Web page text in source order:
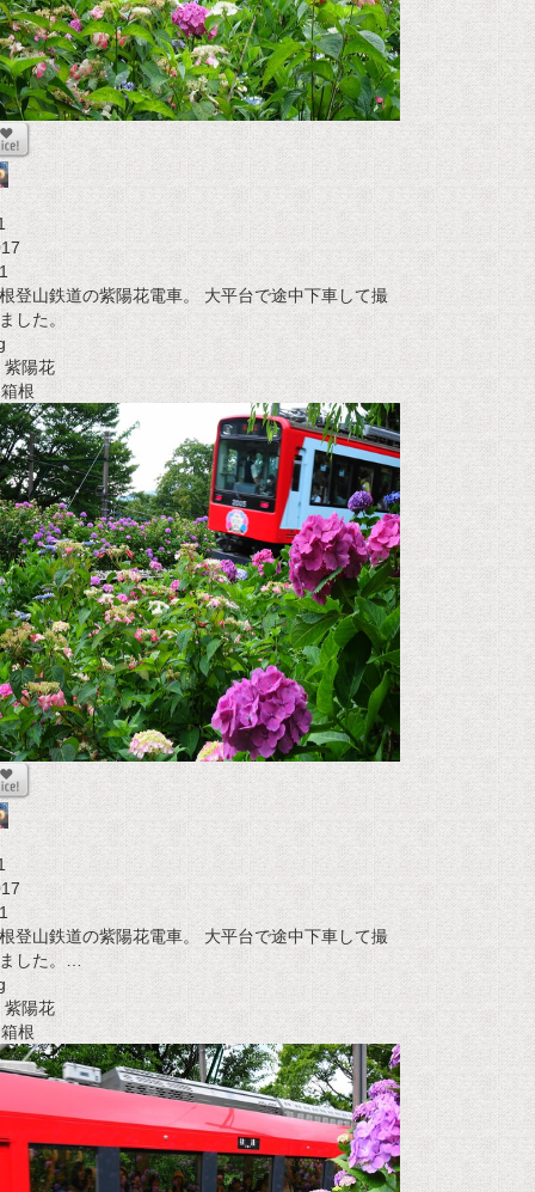
1
登山鉄道の紫陽花電車。 大平台で途中下車して撮
した。
紫陽花
根
1
登山鉄道の紫陽花電車。 大平台で途中下車して撮
した。…
紫陽花
根